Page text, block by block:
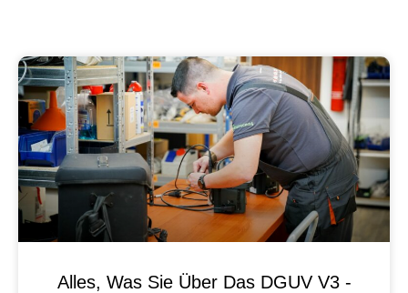
Alles, Was Sie Über Das DGUV V3 -